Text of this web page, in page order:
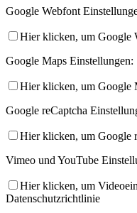
Google Webfont
Hier klicken, um Google
Google Maps Einstellungen:
Hier klicken, um Google
Google reCaptcha
Hier klicken, um Google
Vimeo und YouTube
Hier klicken, um
Datenschutzrichtlinie